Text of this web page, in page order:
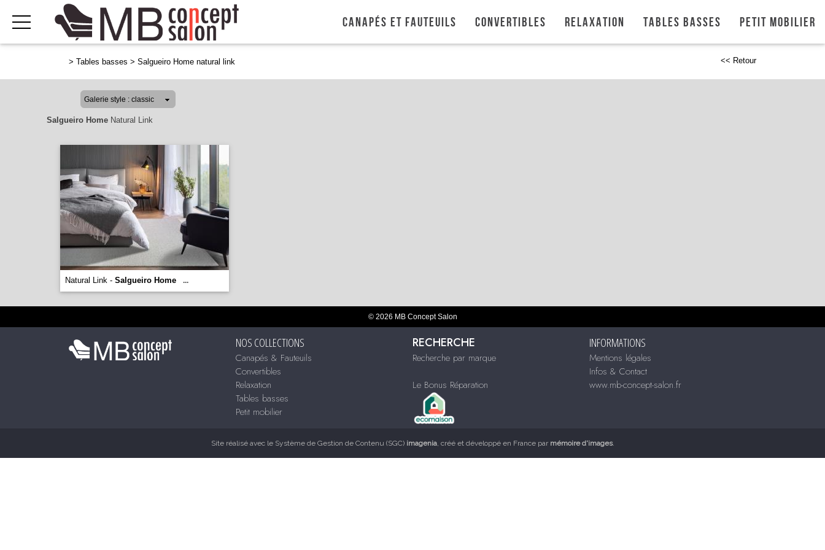
Canapés et fauteuils Convertibles Relaxation Tables basses Petit mobilier
> Tables basses > Salgueiro Home natural link << Retour
Salgueiro Home Natural Link
Natural Link - Salgueiro Home ...
© 2026 MB Concept Salon
NOS COLLECTIONS
Canapés & Fauteuils
Convertibles
Relaxation
Tables basses
Petit mobilier
RECHERCHE
Recherche par marque
Le Bonus Réparation
INFORMATIONS
Mentions légales
Infos & Contact
www.mb-concept-salon.fr
Site réalisé avec le Système de Gestion de Contenu (SGC) imagenia, créé et développé en France par mémoire d'images.